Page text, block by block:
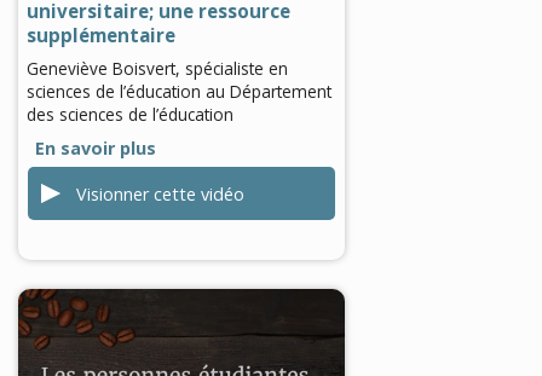
universitaire; une ressource
supplémentaire
Geneviève Boisvert, spécialiste en
sciences de l’éducation au Département
des sciences de l’éducation
En savoir plus
Visionner cette vidéo